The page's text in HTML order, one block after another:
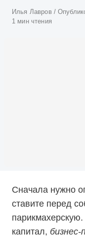
Атвор
Илья Лавров
1 мин чтения
Сначала нужно
ставите перед
капитал, бизнес-